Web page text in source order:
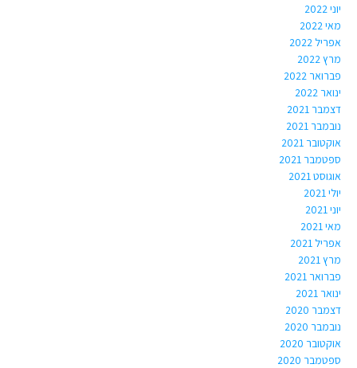
יוני 2022
מאי 2022
אפריל 2022
מרץ 2022
פברואר 2022
ינואר 2022
דצמבר 2021
נובמבר 2021
אוקטובר 2021
ספטמבר 2021
אוגוסט 2021
יולי 2021
יוני 2021
מאי 2021
אפריל 2021
מרץ 2021
פברואר 2021
ינואר 2021
דצמבר 2020
נובמבר 2020
אוקטובר 2020
ספטמבר 2020